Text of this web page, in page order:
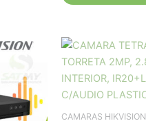
CAMARAS HIKVISION